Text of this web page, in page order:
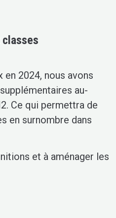
en 2024, nous avons
au-
Ce qui permettra de
en surnombre dans
et à aménager les